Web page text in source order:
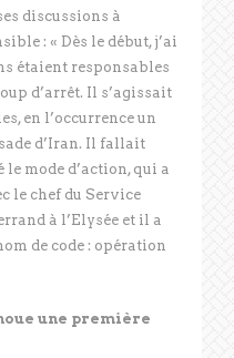
discussions à
: « Dès le début, j’ai
étaient responsables
d’arrêt. Il s’agissait
en l’occurrence un
d’Iran. Il fallait
le mode d’action, qui a
le chef du Service
à l’Elysée et il a
de code : opération
une première